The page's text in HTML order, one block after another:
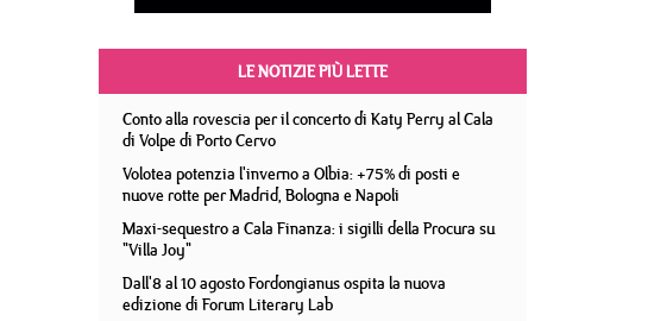
LE NOTIZIE PIÙ LETTE
Conto alla rovescia per il concerto di Katy Perry al Cala
di Volpe di Porto Cervo
Volotea potenzia l'inverno a Olbia: +75% di posti e
nuove rotte per Madrid, Bologna e Napoli
Maxi-sequestro a Cala Finanza: i sigilli della Procura su
"Villa Joy"
Dall'8 al 10 agosto Fordongianus ospita la nuova
edizione di Forum Literary Lab